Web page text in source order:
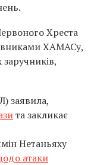
Хреста
ХАМАСу,
заявила,
та закликає
Нетаньяху
атаки